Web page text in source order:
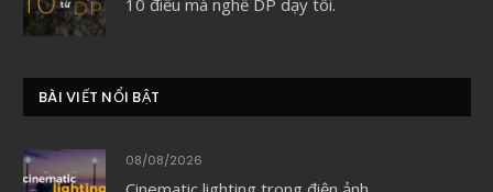
BÀI VIẾT NỔI BẬT
08/08/2026